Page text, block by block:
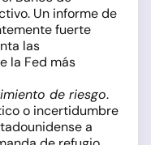
Un informe de
fuerte
las
la Fed más
de riesgo.
o incertidumbre
a